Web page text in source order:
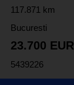
117.871 km
Bucuresti
23.700 EUR
5439226